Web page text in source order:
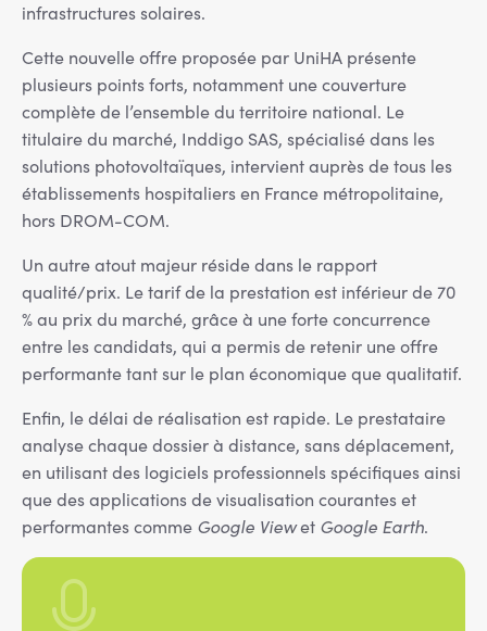
infrastructures solaires.
Cette nouvelle offre proposée par UniHA présente
plusieurs points forts, notamment une couverture
complète de l’ensemble du territoire national. Le
titulaire du marché, Inddigo SAS, spécialisé dans les
solutions photovoltaïques, intervient auprès de tous les
établissements hospitaliers en France métropolitaine,
hors DROM-COM.
Un autre atout majeur réside dans le rapport
qualité/prix. Le tarif de la prestation est inférieur de 70
% au prix du marché, grâce à une forte concurrence
entre les candidats, qui a permis de retenir une offre
performante tant sur le plan économique que qualitatif.
Enfin, le délai de réalisation est rapide. Le prestataire
analyse chaque dossier à distance, sans déplacement,
en utilisant des logiciels professionnels spécifiques ainsi
que des applications de visualisation courantes et
performantes comme Google Viewet Google Earth.